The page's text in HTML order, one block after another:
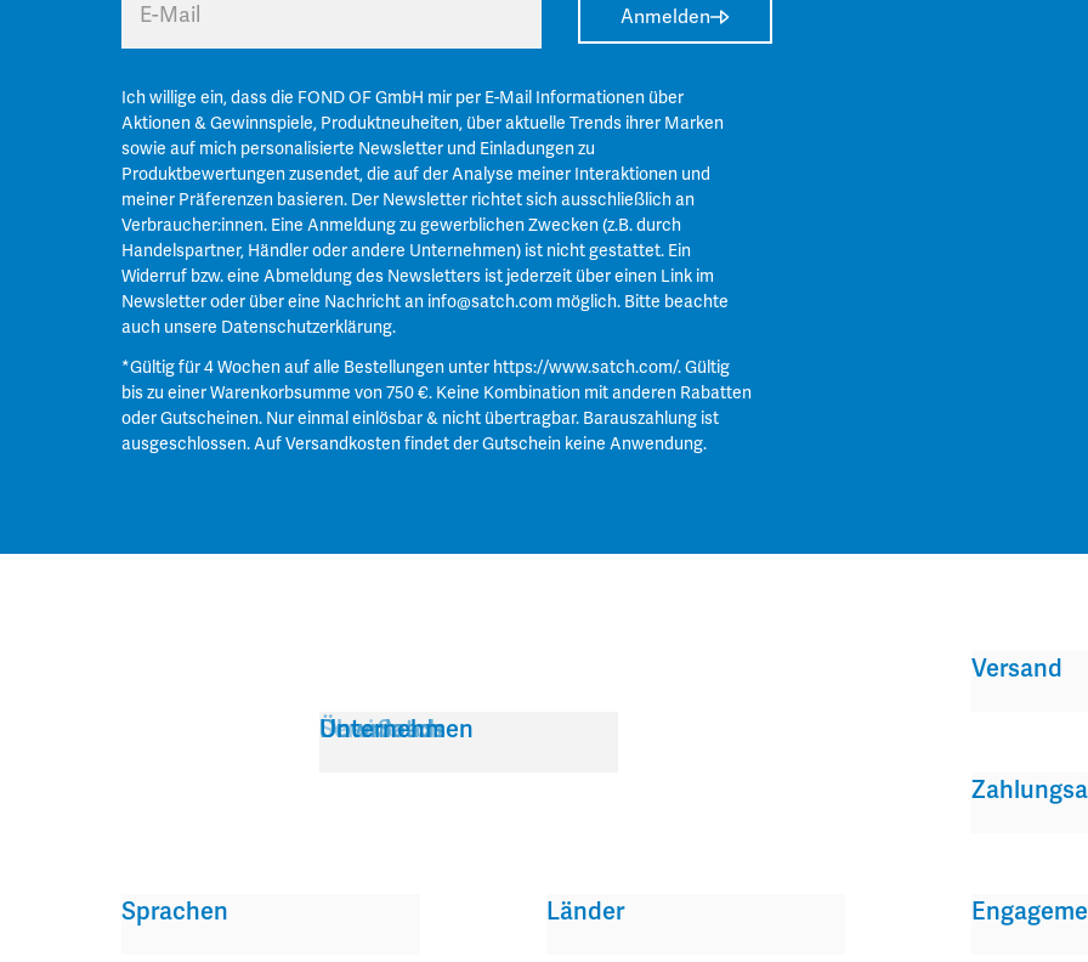
E-Mail Anmelden
Ich willige ein, dass die FOND OF GmbH mir per E-Mail Informationen über
Aktionen & Gewinnspiele, Produktneuheiten, über aktuelle Trends ihrer Marken
sowie auf mich personalisierte Newsletter und Einladungen zu
Produktbewertungen zusendet, die auf der Analyse meiner Interaktionen und
meiner Präferenzen basieren. Der Newsletter richtet sich ausschließlich an
Verbraucher:innen. Eine Anmeldung zu gewerblichen Zwecken (z.B. durch
Handelspartner, Händler oder andere Unternehmen) ist nicht gestattet. Ein
Widerruf bzw. eine Abmeldung des Newsletters ist jederzeit über einen Link im
Newsletter oder über eine Nachricht an info@satch.com möglich. Bitte beachte
auch unsere Datenschutzerklärung.
*Gültig für 4 Wochen auf alle Bestellungen unter https://www.satch.com/. Gültig
bis zu einer Warenkorbsumme von 750 €. Keine Kombination mit anderen Rabatten
oder Gutscheinen. Nur einmal einlösbar & nicht übertragbar. Barauszahlung ist
ausgeschlossen. Auf Versandkosten findet der Gutschein keine Anwendung.
Service
Über Satch
Downloads
Unternehmen
Versand
Sprachen Länder